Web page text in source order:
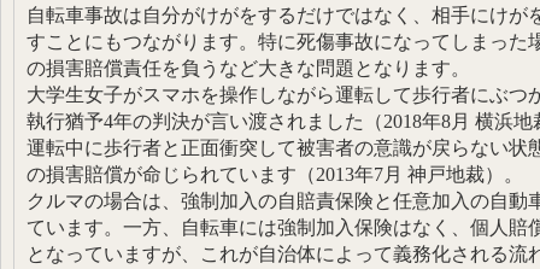
自転車事故は自分がけがをするだけではなく、相手にけが
すことにもつながります。特に死傷事故になってしまった
の損害賠償責任を負うなど大きな問題となります。
大学生女子がスマホを操作しながら運転して歩行者にぶつ
執行猶予4年の判決が言い渡されました（2018年8月 横浜
運転中に歩行者と正面衝突して被害者の意識が戻らない状
の損害賠償が命じられています（2013年7月 神戸地裁）。
クルマの場合は、強制加入の自賠責保険と任意加入の自動
ています。一方、自転車には強制加入保険はなく、個人賠
となっていますが、これが自治体によって義務化される流